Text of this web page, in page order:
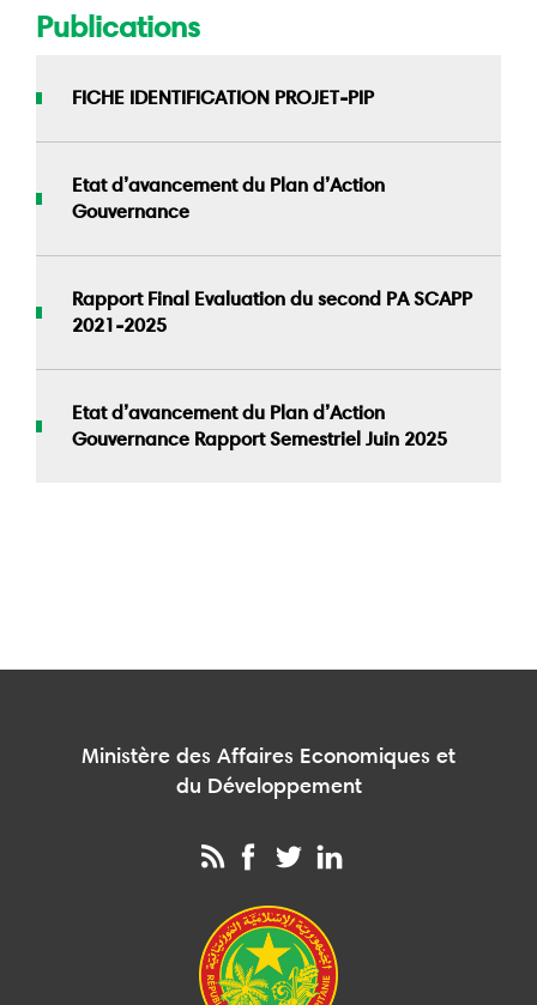
Publications
FICHE IDENTIFICATION PROJET-PIP
Etat d’avancement du Plan d’Action
Gouvernance
Rapport Final Evaluation du second PA SCAPP
2021-2025
Etat d’avancement du Plan d’Action
Gouvernance Rapport Semestriel Juin 2025
Ministère des Affaires Economiques et
du Développement